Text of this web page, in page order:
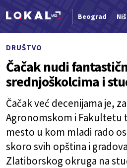
Beograd Niš
DRUŠTVO
Čačak nudi
srednjoškolcima i
Čačak već decenijama je,
Agronomskom i Fakultetu
mesto u kom mladi rado
skoro svih opština i
Zlatiborskog okruga na